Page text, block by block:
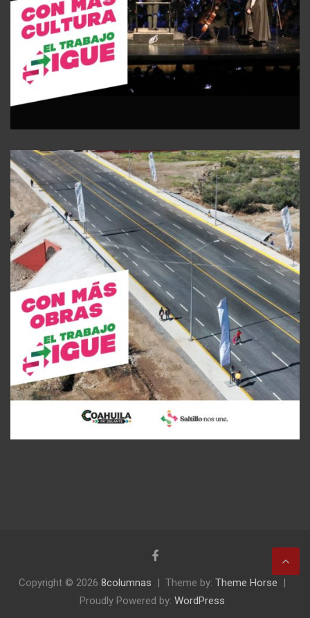
Copyright © 2026 8columnas Theme by: Theme Horse
Proudly Powered by: WordPress